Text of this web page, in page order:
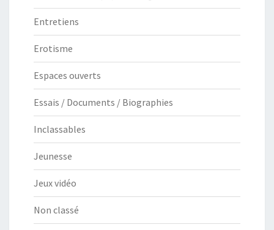
Entretiens
Erotisme
Espaces ouverts
Essais / Documents / Biographies
Inclassables
Jeunesse
Jeux vidéo
Non classé